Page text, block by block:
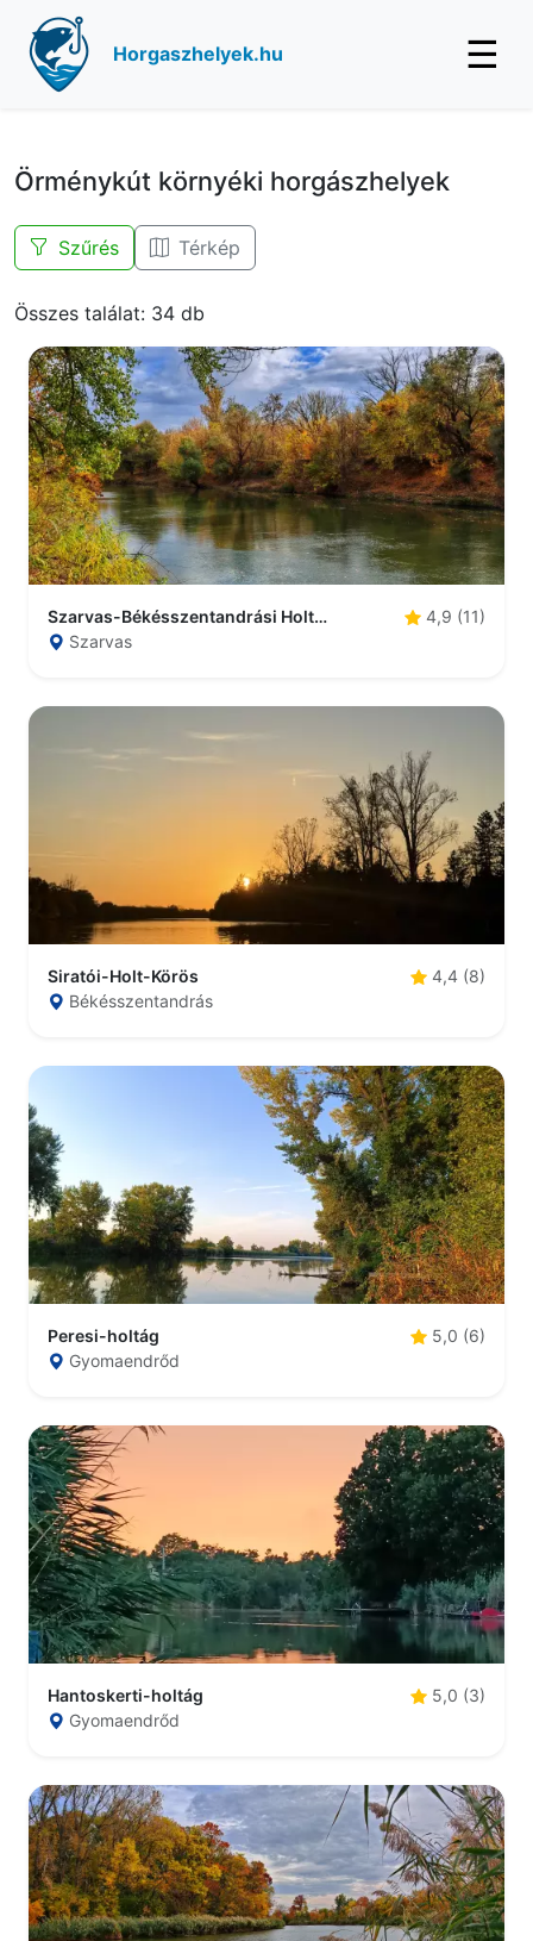
Horgaszhelyek.hu ☰
Örménykút környéki horgászhelyek
Szűrés Térkép
Összes találat: 34 db
Szarvas-Békésszentandrási Holt-Körös
4,9 (11)
Szarvas
Siratói-Holt-Körös
4,4 (8)
Békésszentandrás
Peresi-holtág
5,0 (6)
Gyomaendrőd
Hantoskerti-holtág
5,0 (3)
Gyomaendrőd